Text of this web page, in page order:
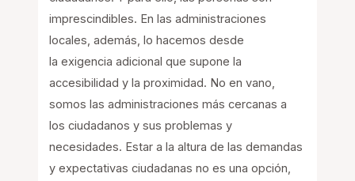
imprescindibles. En las administraciones
locales, además, lo hacemos desde
la exigencia adicional que supone la
accesibilidad y la proximidad. No en vano,
somos las administraciones más cercanas a
los ciudadanos y sus problemas y
necesidades. Estar a la altura de las demandas
y expectativas ciudadanas no es una opción,